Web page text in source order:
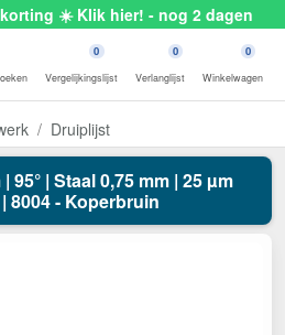
korting ☀️ Klik hier! - nog 2 dagen
0
Vergelijkingslijst
0
Verlanglijst
0
Winkelwagen
Druiplijst
95° | Staal 0,75 mm | 25 µm
8004 - Koperbruin